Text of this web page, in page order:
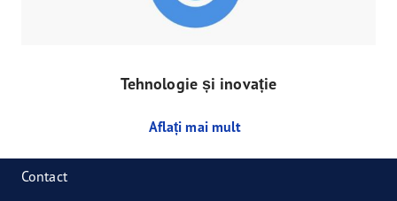
Tehnologie și inovație
Aflați mai mult
Contact